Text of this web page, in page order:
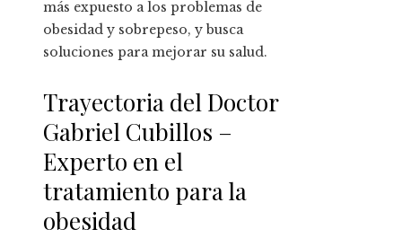
más expuesto a los problemas de
obesidad y sobrepeso, y busca
soluciones para mejorar su salud.
Trayectoria del Doctor
Gabriel Cubillos –
Experto en el
tratamiento para la
obesidad